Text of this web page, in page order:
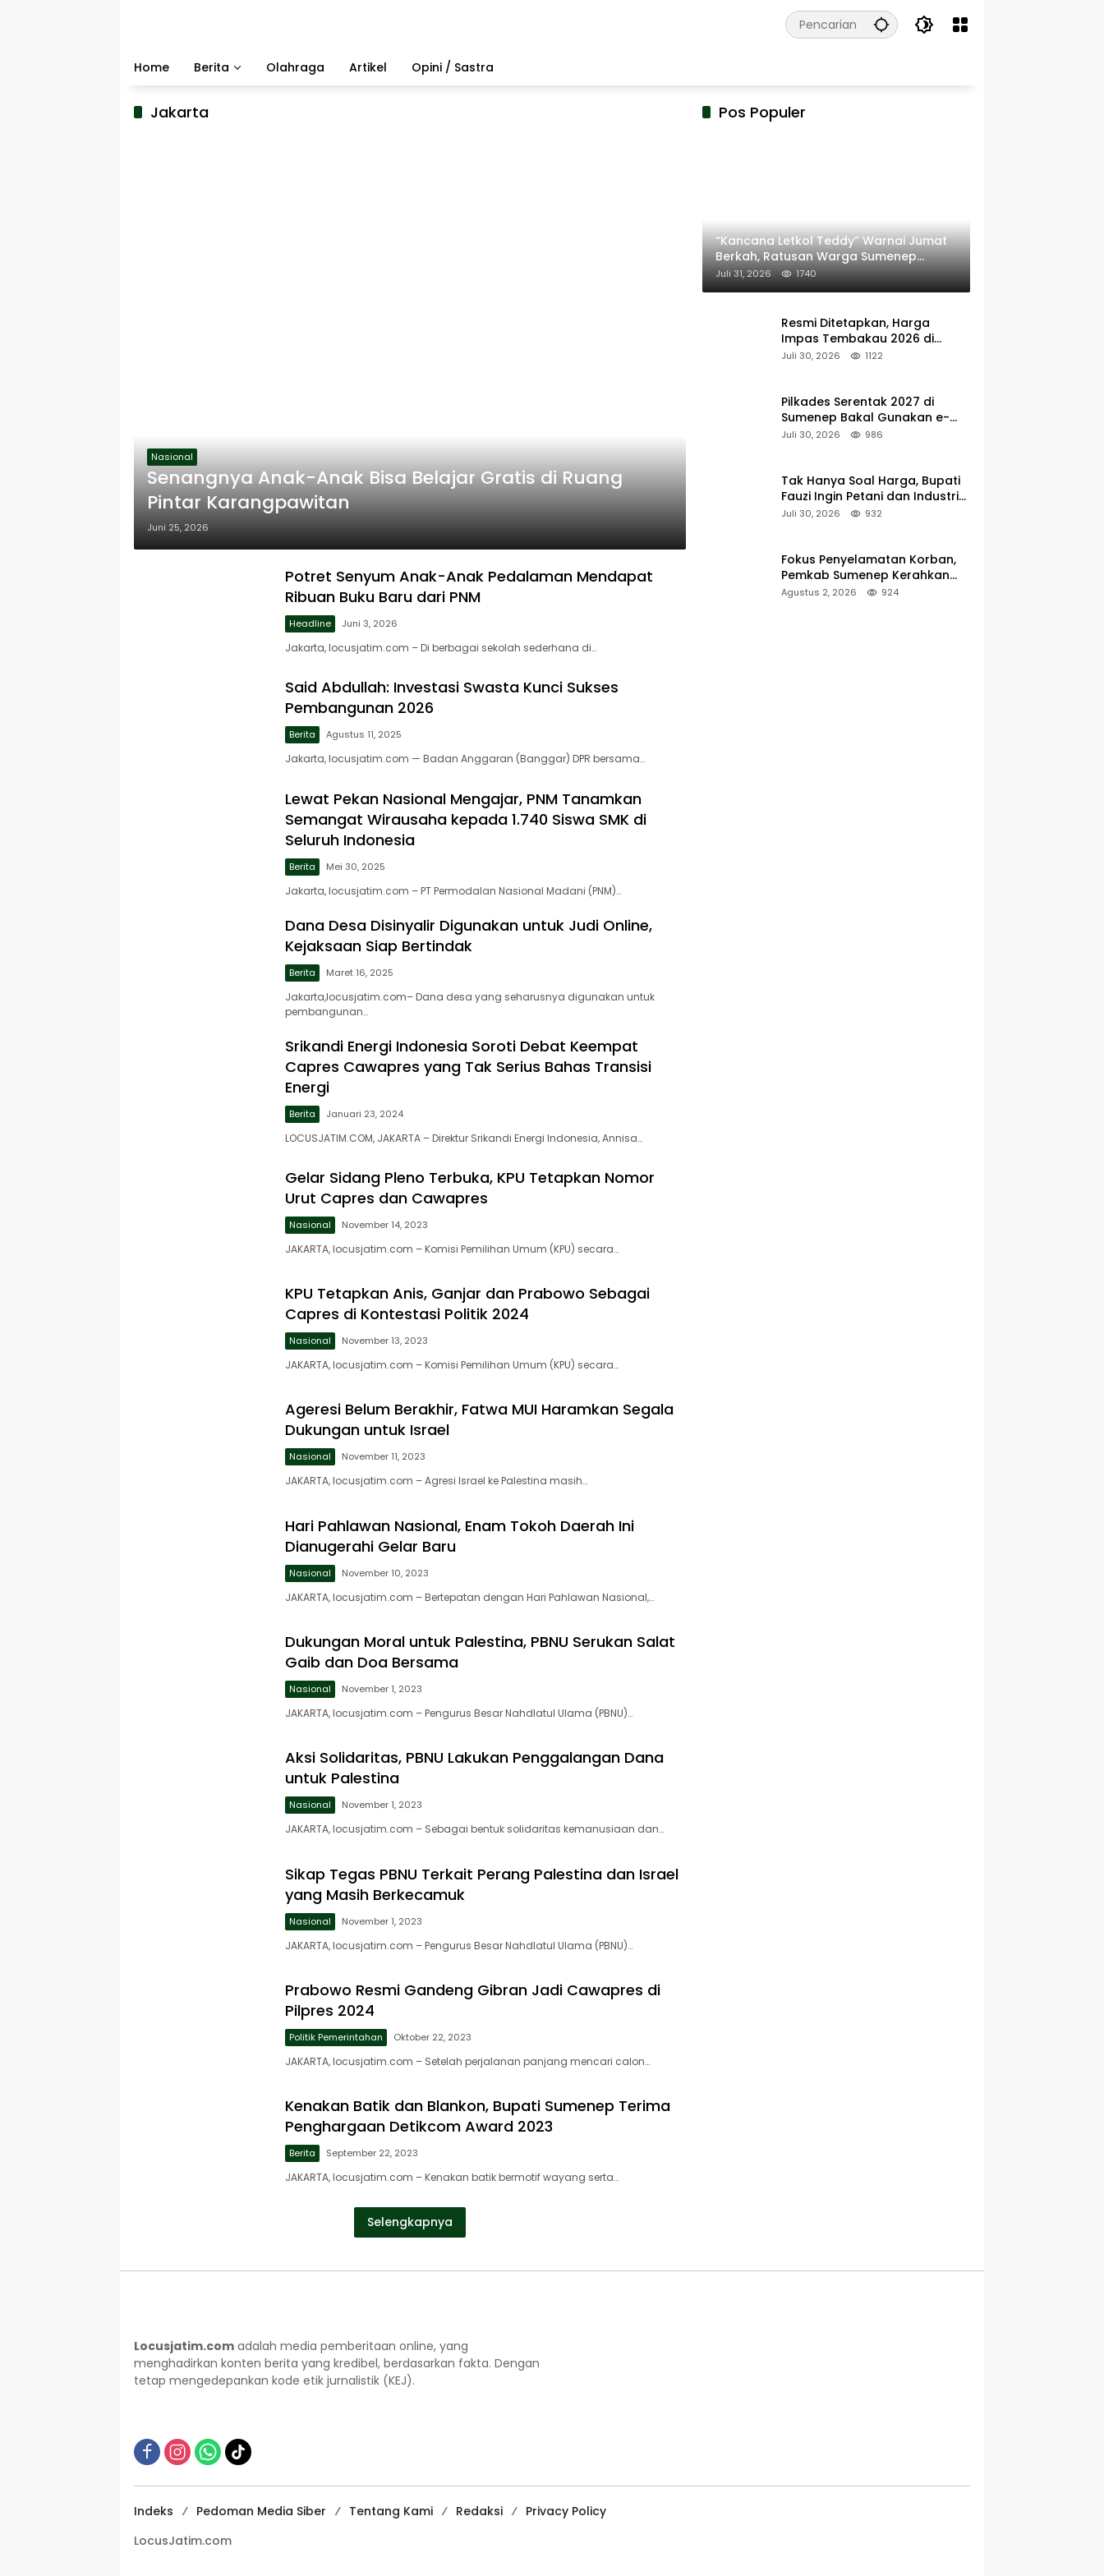
Home
Berita Olahraga Artikel Opini / Sastra
Jakarta
Nasional
Senangnya Anak-Anak Bisa Belajar Gratis di Ruang
Pintar Karangpawitan
Juni 25, 2026
Potret Senyum Anak-Anak Pedalaman Mendapat
Ribuan Buku Baru dari PNM
Headline Juni 3, 2026
Jakarta, locusjatim.com – Di berbagai sekolah sederhana di…
Said Abdullah: Investasi Swasta Kunci Sukses
Pembangunan 2026
Berita Agustus 11, 2025
Jakarta, locusjatim.com — Badan Anggaran (Banggar) DPR bersama…
Lewat Pekan Nasional Mengajar, PNM Tanamkan
Semangat Wirausaha kepada 1.740 Siswa SMK di
Seluruh Indonesia
Berita Mei 30, 2025
Jakarta, locusjatim.com – PT Permodalan Nasional Madani (PNM)…
Dana Desa Disinyalir Digunakan untuk Judi Online,
Kejaksaan Siap Bertindak
Berita Maret 16, 2025
Jakarta,locusjatim.com– Dana desa yang seharusnya digunakan untuk
pembangunan…
Srikandi Energi Indonesia Soroti Debat Keempat
Capres Cawapres yang Tak Serius Bahas Transisi
Energi
Berita Januari 23, 2024
LOCUSJATIM.COM, JAKARTA – Direktur Srikandi Energi Indonesia, Annisa…
Gelar Sidang Pleno Terbuka, KPU Tetapkan Nomor
Urut Capres dan Cawapres
Nasional November 14, 2023
JAKARTA, locusjatim.com – Komisi Pemilihan Umum (KPU) secara…
KPU Tetapkan Anis, Ganjar dan Prabowo Sebagai
Capres di Kontestasi Politik 2024
Nasional November 13, 2023
JAKARTA, locusjatim.com – Komisi Pemilihan Umum (KPU) secara…
Ageresi Belum Berakhir, Fatwa MUI Haramkan Segala
Dukungan untuk Israel
Nasional November 11, 2023
JAKARTA, locusjatim.com – Agresi Israel ke Palestina masih…
Hari Pahlawan Nasional, Enam Tokoh Daerah Ini
Dianugerahi Gelar Baru
Nasional November 10, 2023
JAKARTA, locusjatim.com – Bertepatan dengan Hari Pahlawan Nasional,…
Dukungan Moral untuk Palestina, PBNU Serukan Salat
Gaib dan Doa Bersama
Nasional November 1, 2023
JAKARTA, locusjatim.com – Pengurus Besar Nahdlatul Ulama (PBNU)…
Aksi Solidaritas, PBNU Lakukan Penggalangan Dana
untuk Palestina
Nasional November 1, 2023
JAKARTA, locusjatim.com – Sebagai bentuk solidaritas kemanusiaan dan…
Sikap Tegas PBNU Terkait Perang Palestina dan Israel
yang Masih Berkecamuk
Nasional November 1, 2023
JAKARTA, locusjatim.com – Pengurus Besar Nahdlatul Ulama (PBNU)…
Prabowo Resmi Gandeng Gibran Jadi Cawapres di
Pilpres 2024
Politik Pemerintahan Oktober 22, 2023
JAKARTA, locusjatim.com – Setelah perjalanan panjang mencari calon…
Kenakan Batik dan Blankon, Bupati Sumenep Terima
Penghargaan Detikcom Award 2023
Berita September 22, 2023
JAKARTA, locusjatim.com – Kenakan batik bermotif wayang serta…
Selengkapnya
Pos Populer
“Kancana Letkol Teddy” Warnai Jumat
Berkah, Ratusan Warga Sumenep
Terima Nasi Bungkus
Juli 31, 2026 1740
Resmi Ditetapkan, Harga
Impas Tembakau 2026 di
Sumenep Alami Kenaikan
Juli 30, 2026 1122
Pilkades Serentak 2027 di
Sumenep Bakal Gunakan e-
Voting, Regulasi Mulai Disusun
Juli 30, 2026 986
Tak Hanya Soal Harga, Bupati
Fauzi Ingin Petani dan Industri
Rokok Tumbuh Bersama
Juli 30, 2026 932
Fokus Penyelamatan Korban,
Pemkab Sumenep Kerahkan
Tim Medis dan Ambulans ke
Agustus 2, 2026 924
Locusjatim.com adalah media pemberitaan online, yang
menghadirkan konten berita yang kredibel, berdasarkan fakta. Dengan
tetap mengedepankan kode etik jurnalistik (KEJ).
Indeks Pedoman Media Siber Tentang Kami Redaksi
Privacy Policy
LocusJatim.com